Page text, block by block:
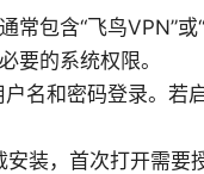
包含“飞鸟VPN”或
要的系统权限。
名和密码登录。若
装，首次打开需要